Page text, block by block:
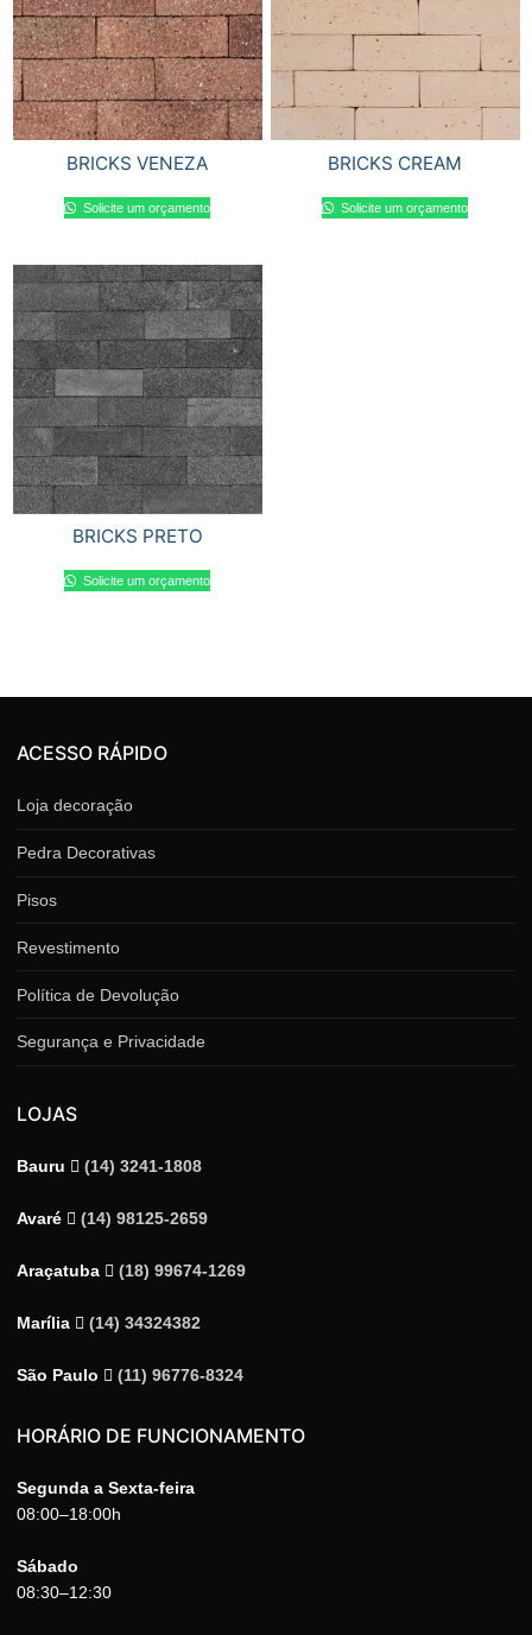
BRICKS VENEZA
Solicite um orçamento
BRICKS CREAM
Solicite um orçamento
BRICKS PRETO
Solicite um orçamento
ACESSO RÁPIDO
Loja decoração
Pedra Decorativas
Pisos
Revestimento
Política de Devolução
Segurança e Privacidade
LOJAS
Bauru (14) 3241-1808
Avaré (14) 98125-2659
Araçatuba (18) 99674-1269
Marília (14) 34324382
São Paulo (11) 96776-8324
HORÁRIO DE FUNCIONAMENTO
Segunda a Sexta-feira
08:00–18:00h
Sábado
08:30–12:30